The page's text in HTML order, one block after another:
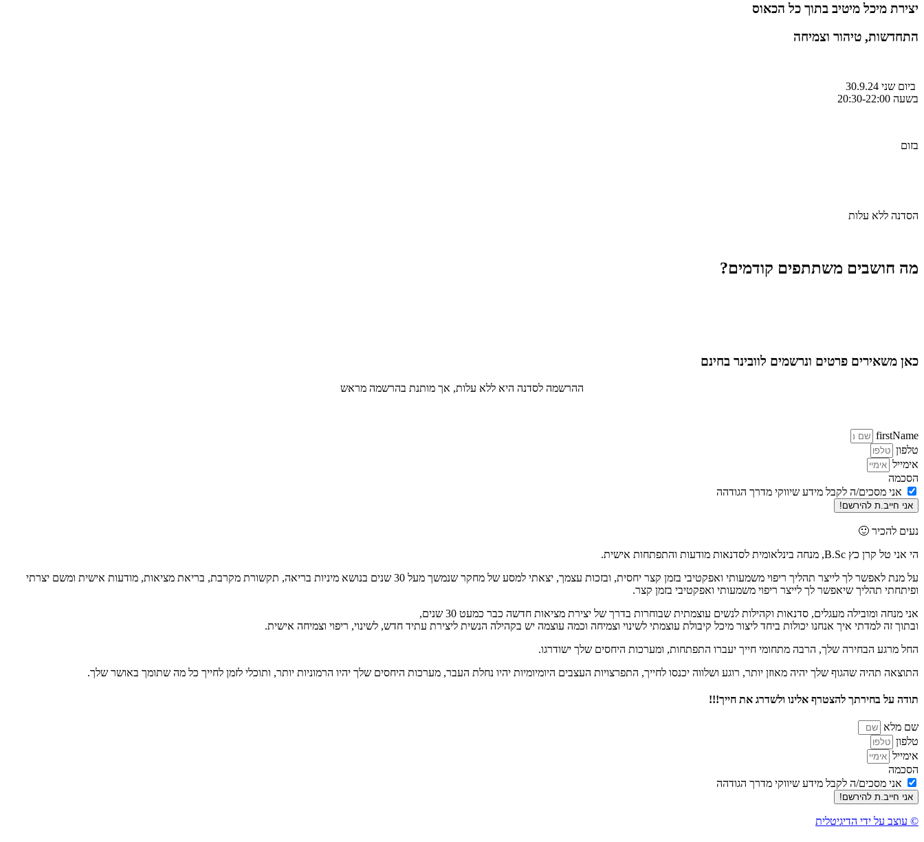
יצירת מיכל מיטיב בתוך כל הכאוס
התחדשות, טיהור וצמיחה
ביום שני 30.9.24
בשעה 20:30-22:00
בזום
הסדנה ללא עלות
מה חושבים משתתפים קודמים?
כאן משאירים פרטים ונרשמים לוובינר בחינם
ההרשמה לסדנה היא ללא עלות, אך מותנת בהרשמה מראש
firstName
טלפון
אימייל
הסכמה
אני מסכים/ה לקבל מידע שיווקי מדרך הגודהה
אני חייב.ת להירשם!
נעים להכיר 🙂
הי אני טל קרן כץ B.Sc, מנחה בינלאומית לסדנאות מודעות והתפתחות אישית.
על מנת לאפשר לך לייצר תהליך ריפוי משמעותי ואפקטיבי בזמן קצר יחסית, ובזכות עצמך, יצאתי למסע של מחקר שנמשך מעל 30 שנים בנושא מיניות בריאה, תקשורת מקרבת, בריאת מציאות, מודעות אישית ומשם יצרתי
ופיתחתי תהליך שיאפשר לך לייצר ריפוי משמעותי ואפקטיבי בזמן קצר.
אני מנחה ומובילה מעגלים, סדנאות וקהילות לנשים עוצמתית שבוחרות בדרך של יצירת מציאות חדשה כבר כמעט 30 שנים,
ובתוך זה למדתי איך אנחנו יכולות ביחד ליצור מיכל קיבולת עוצמתי לשינוי וצמיחה וכמה עוצמה יש בקהילה הנשית ליצירת עתיד חדש, לשינוי, ריפוי וצמיחה אישית.
החל מרגע הבחירה שלך, הרבה מתחומי חייך יעברו התפתחות, ומערכות היחסים שלך ישודרגו.
התוצאה תהיה שהגוף שלך יהיה מאוזן יותר, רוגע ושלווה יכנסו לחייך, התפרצויות העצבים היומיומיות יהיו נחלת העבר, מערכות היחסים שלך יהיו הרמוניות יותר, ותוכלי לזמן לחייך כל מה שתומך באושר שלך.
תודה על בחירתך להצטרף אלינו ולשדרג את חייך!!!
שם מלא
טלפון
אימייל
הסכמה
אני מסכים/ה לקבל מידע שיווקי מדרך הגודהה
אני חייב.ת להירשם!
© עוצב על ידי הדיגיטלית